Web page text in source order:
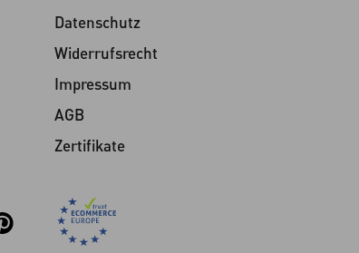
Datenschutz
Widerrufsrecht
Impressum
AGB
Zertifikate